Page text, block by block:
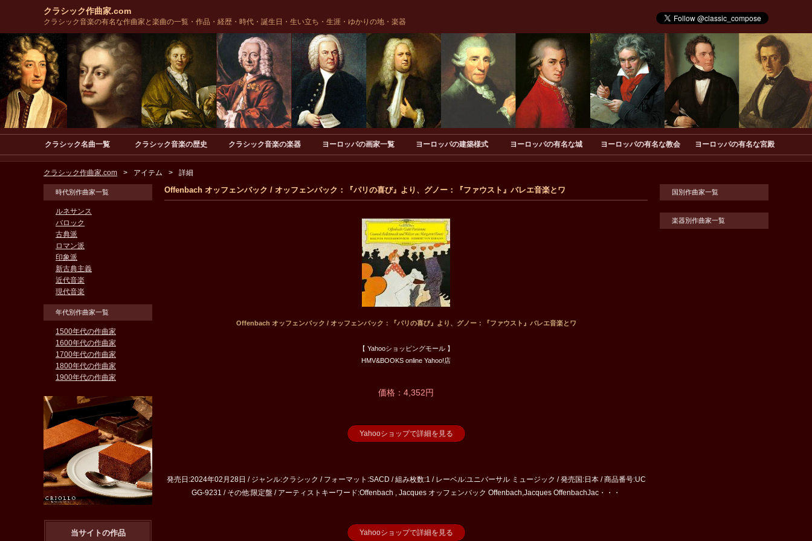
クラシック作曲家.com
クラシック音楽の有名な作曲家と楽曲の一覧・作品・経歴・時代・誕生日・生い立ち・生涯・ゆかりの地・楽器
クラシック名曲一覧 クラシック音楽の歴史 クラシック音楽の楽器 ヨーロッパの画家一覧 ヨーロッパの建築様式 ヨーロッパの有名な城 ヨーロッパの有名な教会 ヨーロッパの有名な宮殿
クラシック作曲家.com アイテム 詳細
Offenbach オッフェンバック / オッフェンバック：『パリの喜び』より、グノー：『ファウスト』バレエ音楽とワ
Offenbach オッフェンバック / オッフェンバック：『パリの喜び』より、グノー：『ファウスト』バレエ音楽とワ
【 Yahooショッピングモール 】
HMV&BOOKS online Yahoo!店
価格：4,352円
Yahooショップで詳細を見る
発売日:2024年02月28日 / ジャンル:クラシック / フォーマット:SACD / 組み枚数:1 / レーベル:ユニバーサル ミュージック / 発売国:日本 / 商品番号:UC
GG-9231 / その他:限定盤 / アーティストキーワード:Offenbach , Jacques オッフェンバック Offenbach,Jacques OffenbachJac・・・
Yahooショップで詳細を見る
時代別作曲家一覧
ルネサンス
バロック
古典派
ロマン派
印象派
新古典主義
近代音楽
現代音楽
年代別作曲家一覧
1500年代の作曲家
1600年代の作曲家
1700年代の作曲家
1800年代の作曲家
1900年代の作曲家
当サイトの作品
国別作曲家一覧
楽器別作曲家一覧